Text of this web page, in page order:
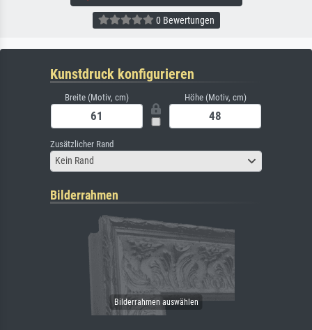
0 Bewertungen
Kunstdruck konfigurieren
Breite (Motiv, cm) Höhe (Motiv, cm)
Zusätzlicher Rand
Kein Rand
Bilderrahmen